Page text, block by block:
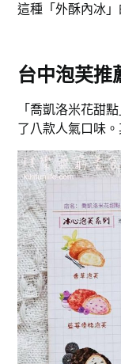
這種「外酥內冰
台中泡芙推
「喬凱洛米花甜
了八款人氣口味